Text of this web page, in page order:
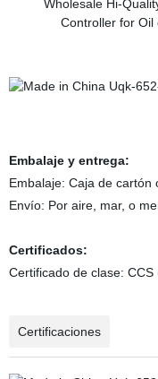
Embalaje y entrega:
Embalaje: Caja de cartón
Envío: Por aire, mar, o
Certificados:
Certificado de clase:
Certificaciones